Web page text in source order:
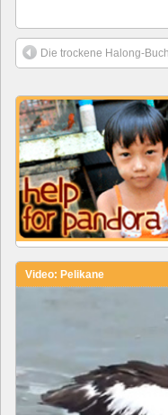
Die trockene Halong-
Video: Pelikane